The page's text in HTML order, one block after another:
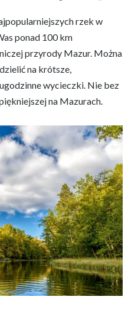
rzek w
ponad 100 km
przyrody Mazur. Można
na krótsze,
wycieczki. Nie bez
na Mazurach.